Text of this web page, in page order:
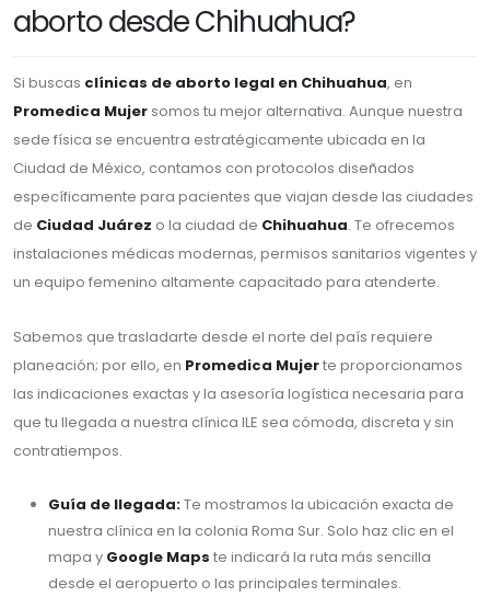
aborto desde Chihuahua?
Si buscas clínicas de aborto legal en Chihuahua, en
Promedica Mujer somos tu mejor alternativa. Aunque nuestra
sede física se encuentra estratégicamente ubicada en la
Ciudad de México, contamos con protocolos diseñados
específicamente para pacientes que viajan desde las ciudades
de Ciudad Juárez o la ciudad de Chihuahua. Te ofrecemos
instalaciones médicas modernas, permisos sanitarios vigentes y
un equipo femenino altamente capacitado para atenderte.
Sabemos que trasladarte desde el norte del país requiere
planeación; por ello, en Promedica Mujerte proporcionamos
las indicaciones exactas y la asesoría logística necesaria para
que tu llegada a nuestra clínica ILE sea cómoda, discreta y sin
contratiempos.
Guía de llegada:Te mostramos la ubicación exacta de
nuestra clínica en la colonia Roma Sur. Solo haz clic en el
mapa y Google Maps te indicará la ruta más sencilla
desde el aeropuerto o las principales terminales.